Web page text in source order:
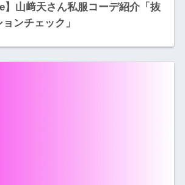
】山﨑天さん私服コーデ紹介「抜
ンチェック」